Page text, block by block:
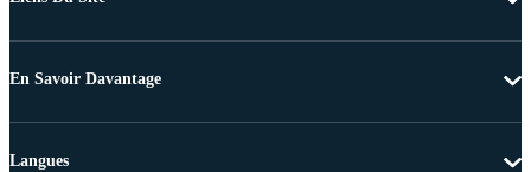
En Savoir Davantage
Langues